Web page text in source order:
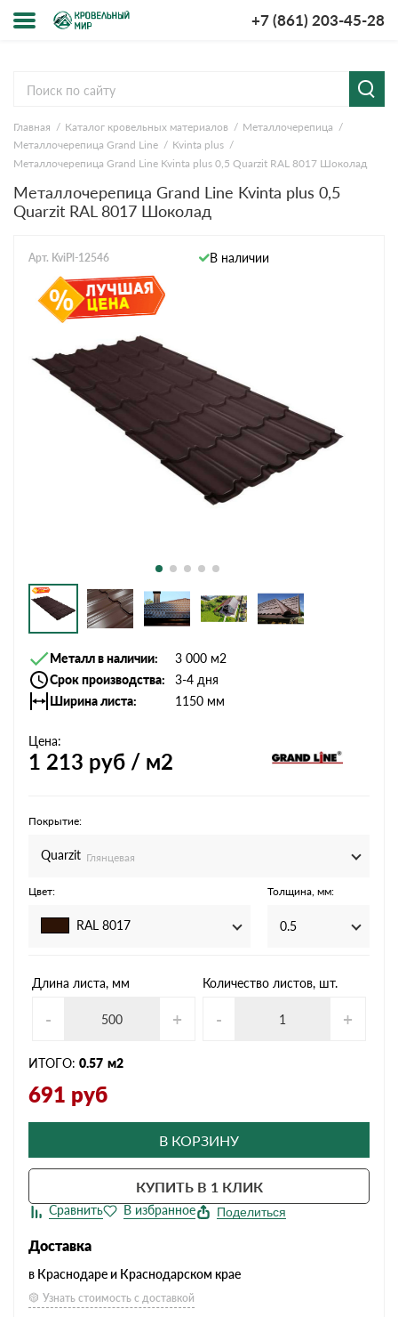
+7 (861) 203-45-28
компании
и оплата
Главная Каталог кровельных материалов
Металлочерепица
Металлочерепица Grand Line
Kvinta plus
Металлочерепица Grand Line Kvinta plus 0,5 Quarzit RAL 8017 Шоколад
Металлочерепица Grand Line Kvinta plus 0,5
Quarzit RAL 8017 Шоколад
Арт. KviPl-12546 В наличии
Металл в наличии
3 000 м2
Срок производства
3-4 дня
Ширина листа
1150 мм
Цена:
1 213 руб / м2
Покрытие:
Quarzit Глянцевая
Цвет:
RAL 8017
Толщина, мм:
0.5
Длина листа, мм
- +
Количество листов, шт.
- +
ИТОГО: 0.57 м2
691 руб
В КОРЗИНУ
КУПИТЬ В 1 КЛИК
Поделиться
Доставка
в Краснодаре и Краснодарском крае
Узнать стоимость с доставкой